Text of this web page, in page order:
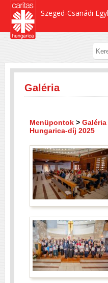
Szeged-Csanádi
Galéria
Menüpontok > Galéria
Hungarica-díj 2025